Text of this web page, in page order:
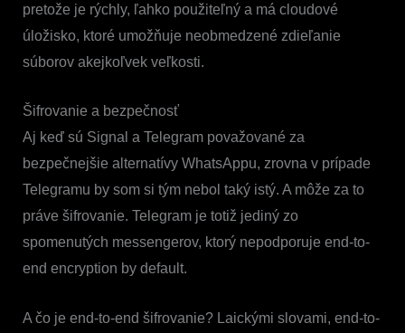
pretože je rýchly, ľahko použiteľný a má cloudové
úložisko, ktoré umožňuje neobmedzené zdieľanie
súborov akejkoľvek veľkosti.
Šifrovanie a bezpečnosť
Aj keď sú Signal a Telegram považované za
bezpečnejšie alternatívy WhatsAppu, zrovna v prípade
Telegramu by som si tým nebol taký istý. A môže za to
práve šifrovanie. Telegram je totiž jediný zo
spomenutých messengerov, ktorý nepodporuje end-to-
end encryption by default.
A čo je end-to-end šifrovanie? Laickými slovami, end-to-